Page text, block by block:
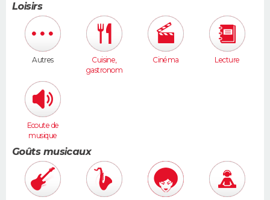
Loisirs
Autres
Cuisine,
gastronom
Cinéma Lecture
Ecoute de
musique
Goûts musicaux